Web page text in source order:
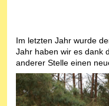
Im letzten Jahr wurde
Jahr haben wir es dank
anderer Stelle einen